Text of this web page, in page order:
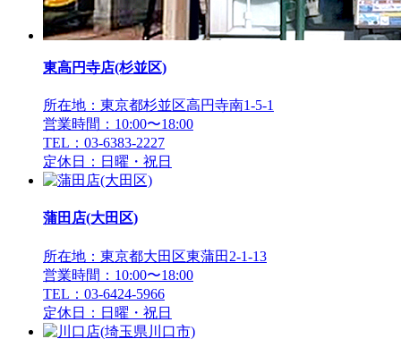
東高円寺店(杉並区)
所在地：東京都杉並区高円寺南1-5-1
営業時間：10:00〜18:00
TEL：03-6383-2227
定休日：日曜・祝日
蒲田店(大田区)
所在地：東京都大田区東蒲田2-1-13
営業時間：10:00〜18:00
TEL：03-6424-5966
定休日：日曜・祝日